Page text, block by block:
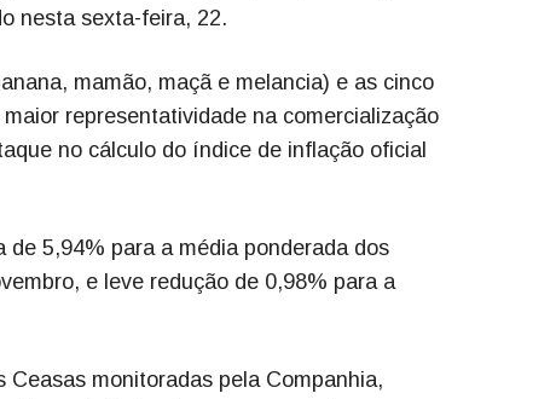
nesta sexta-feira, 22.
mamão, maçã e melancia) e as cinco
representatividade na comercialização
no cálculo do índice de inflação oficial
5,94% para a média ponderada dos
e leve redução de 0,98% para a
monitoradas pela Companhia,